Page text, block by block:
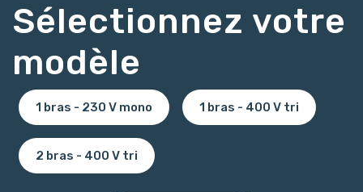
Sélectionnez votre
modèle
1 bras - 230 V mono 1 bras - 400 V tri
2 bras - 400 V tri